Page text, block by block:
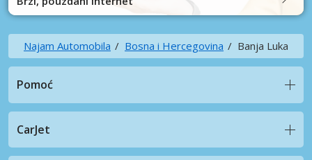
Najam Automobila Bosna i Hercegovina Banja Luka
Pomoć
CarJet